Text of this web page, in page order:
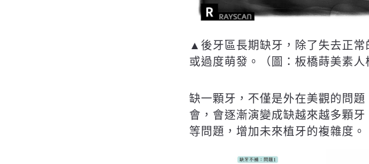
▲後牙區長期缺牙，除了失去正
或過度萌發。（圖：板橋蒔美素人
缺一顆牙，不僅是外在美觀的問
會，會逐漸演變成缺越來越多顆
等問題，增加未來植牙的複雜度。